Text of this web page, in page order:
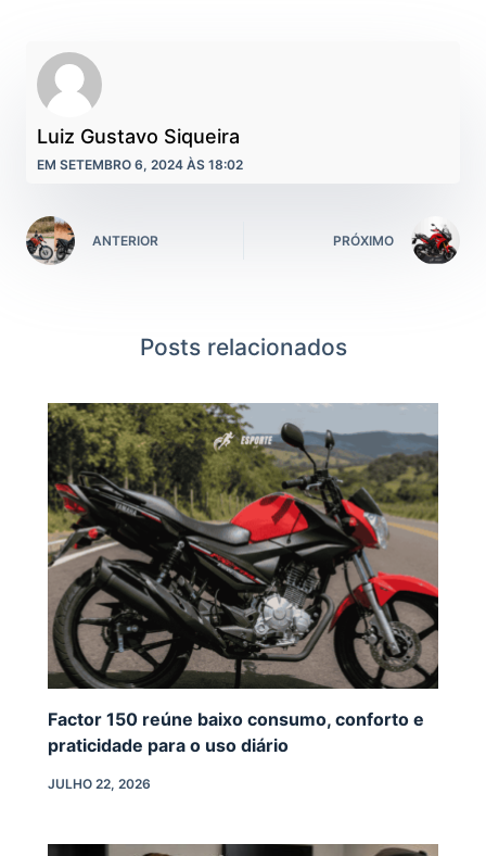
Luiz Gustavo Siqueira
EM SETEMBRO 6, 2024 ÀS 18:02
ANTERIOR PRÓXIMO
Posts relacionados
Factor 150 reúne baixo consumo, conforto e
praticidade para o uso diário
JULHO 22, 2026